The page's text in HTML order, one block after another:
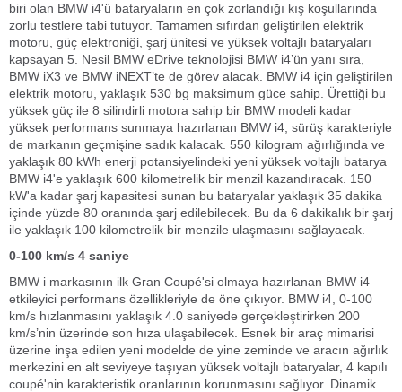
biri olan BMW i4'ü bataryaların en çok zorlandığı kış koşullarında
zorlu testlere tabi tutuyor. Tamamen sıfırdan geliştirilen elektrik
motoru, güç elektroniği, şarj ünitesi ve yüksek voltajlı bataryaları
kapsayan 5. Nesil BMW eDrive teknolojisi BMW i4’ün yanı sıra,
BMW iX3 ve BMW iNEXT’te de görev alacak. BMW i4 için geliştirilen
elektrik motoru, yaklaşık 530 bg maksimum güce sahip. Ürettiği bu
yüksek güç ile 8 silindirli motora sahip bir BMW modeli kadar
yüksek performans sunmaya hazırlanan BMW i4, sürüş karakteriyle
de markanın geçmişine sadık kalacak. 550 kilogram ağırlığında ve
yaklaşık 80 kWh enerji potansiyelindeki yeni yüksek voltajlı batarya
BMW i4'e yaklaşık 600 kilometrelik bir menzil kazandıracak. 150
kW'a kadar şarj kapasitesi sunan bu bataryalar yaklaşık 35 dakika
içinde yüzde 80 oranında şarj edilebilecek. Bu da 6 dakikalık bir şarj
ile yaklaşık 100 kilometrelik bir menzile ulaşmasını sağlayacak.
0-100 km/s 4 saniye
BMW i markasının ilk Gran Coupé'si olmaya hazırlanan BMW i4
etkileyici performans özellikleriyle de öne çıkıyor. BMW i4, 0-100
km/s hızlanmasını yaklaşık 4.0 saniyede gerçekleştirirken 200
km/s’nin üzerinde son hıza ulaşabilecek. Esnek bir araç mimarisi
üzerine inşa edilen yeni modelde de yine zeminde ve aracın ağırlık
merkezini en alt seviyeye taşıyan yüksek voltajlı bataryalar, 4 kapılı
coupé'nin karakteristik oranlarının korunmasını sağlıyor. Dinamik